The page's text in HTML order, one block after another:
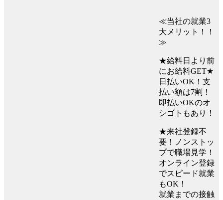
≪当社の就業3
大メリット！！
≫
★給料日より前
にお給料GET★
日払いOK！支
払い額は7割！
即払いOKのオ
シゴトもあり！
★来社登録不
要！ノンストッ
プで職場見学！
オンライン登録
でスピード就業
もOK！
就業までの接触